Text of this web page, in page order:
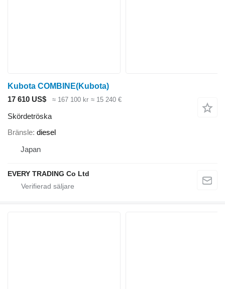
Kubota COMBINE(Kubota)
17 610 US$
≈ 167 100 kr ≈ 15 240 €
Skördetröska
Bränsle diesel
Japan
EVERY TRADING Co Ltd